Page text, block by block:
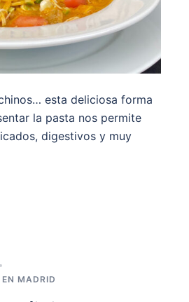
esta deliciosa forma
la pasta nos permite
digestivos y muy
MADRID